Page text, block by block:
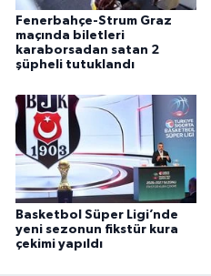
Fenerbahçe-Strum Graz
maçında biletleri
karaborsadan satan 2
şüpheli tutuklandı
Basketbol Süper Ligi’nde
yeni sezonun fikstür kura
çekimi yapıldı